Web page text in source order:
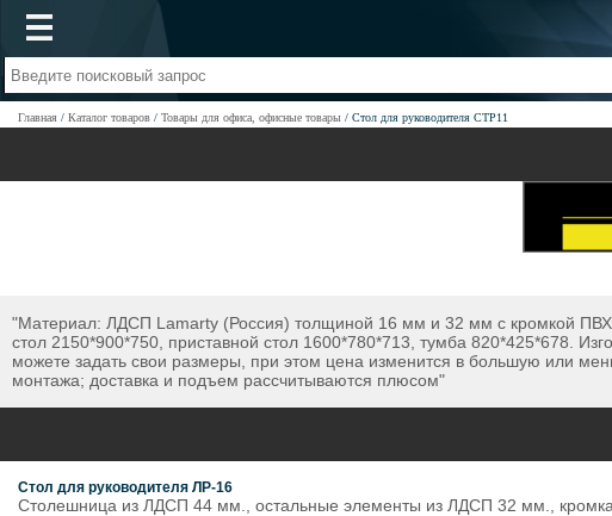
Главная Каталог товаров Товары для офиса, офисные товары Стол для руководителя СТР11
"Материал: ЛДСП Lamarty (Россия) толщиной 16 мм и 32 мм с кромкой
стол 2150*900*750, приставной стол 1600*780*713, тумба 820*425*678.
можете задать свои размеры, при этом цена изменится в большую или
монтажа; доставка и подъем рассчитываются плюсом"
Стол для руководителя ЛР-16
Столешница из ЛДСП 44 мм., остальные элементы из ЛДСП 32 мм.,